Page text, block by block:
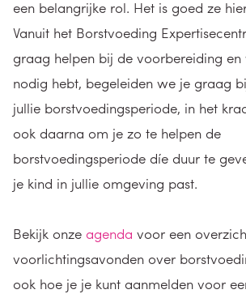
een belangrijke rol. Het is goed ze
Vanuit het Borstvoeding
graag helpen bij de voorbereiding
nodig hebt, begeleiden we je graag
jullie borstvoedingsperiode, in het
ook daarna om je zo te helpen de
borstvoedingsperiode díe duur te
je kind in jullie omgeving past.
Bekijk onze agenda voor een
voorlichtingsavonden over
ook hoe je je kunt aanmelden voor